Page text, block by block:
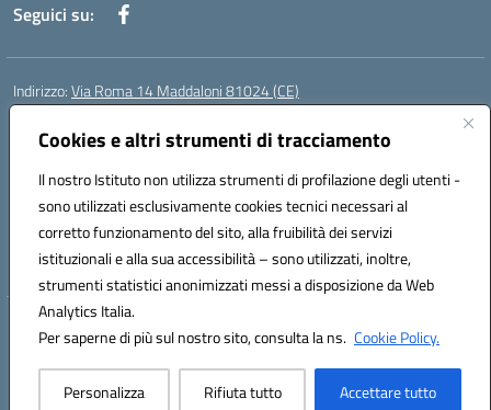
Cookies e altri strumenti di tracciamento
Il nostro Istituto non utilizza strumenti di profilazione degli utenti -
sono utilizzati esclusivamente cookies tecnici necessari al
corretto funzionamento del sito, alla fruibilità dei servizi
istituzionali e alla sua accessibilità – sono utilizzati, inoltre,
strumenti statistici anonimizzati messi a disposizione da Web
Analytics Italia.
Per saperne di più sul nostro sito, consulta la ns. Cookie Policy.
Personalizza Rifiuta tutto Accettare tutto
Seguici su:
Indirizzo:Via Roma 14 Maddaloni 81024 (CE)
Centralino:
Posta elettronica certificata (PEC):ceic8an00r@pec.istruzione.it
Codice fiscale: 80006190617
Codice meccanografico:CEIC8AN00R
Codice Indice delle Pubbliche Amministrazioni (IPA): icmvce
Codice unico di fatturazione (CUF): UFORSV
Hosting & Powered by 3D Solution S.r.l.
Concept & Design by Designers Italia